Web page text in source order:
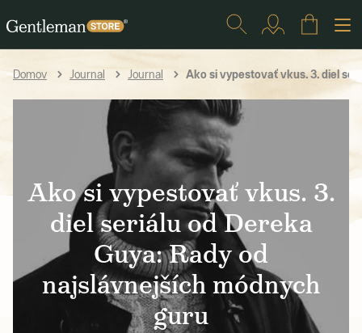
Domov Journal Journal Ako si vypestovať vkus. 3. diel
Ako si vypestovať vkus. 3.
diel seriálu od Dereka
Guya: Rady od
najslávnejších módnych
guru